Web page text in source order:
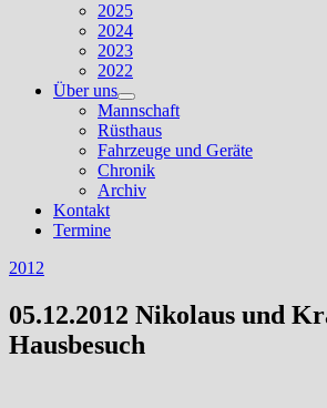
2025
2024
2023
2022
Über uns
Untermenü
anzeigen
Mannschaft
Rüsthaus
Fahrzeuge und Geräte
Chronik
Archiv
Kontakt
Termine
2012
05.12.2012 Nikolaus und
Hausbesuch